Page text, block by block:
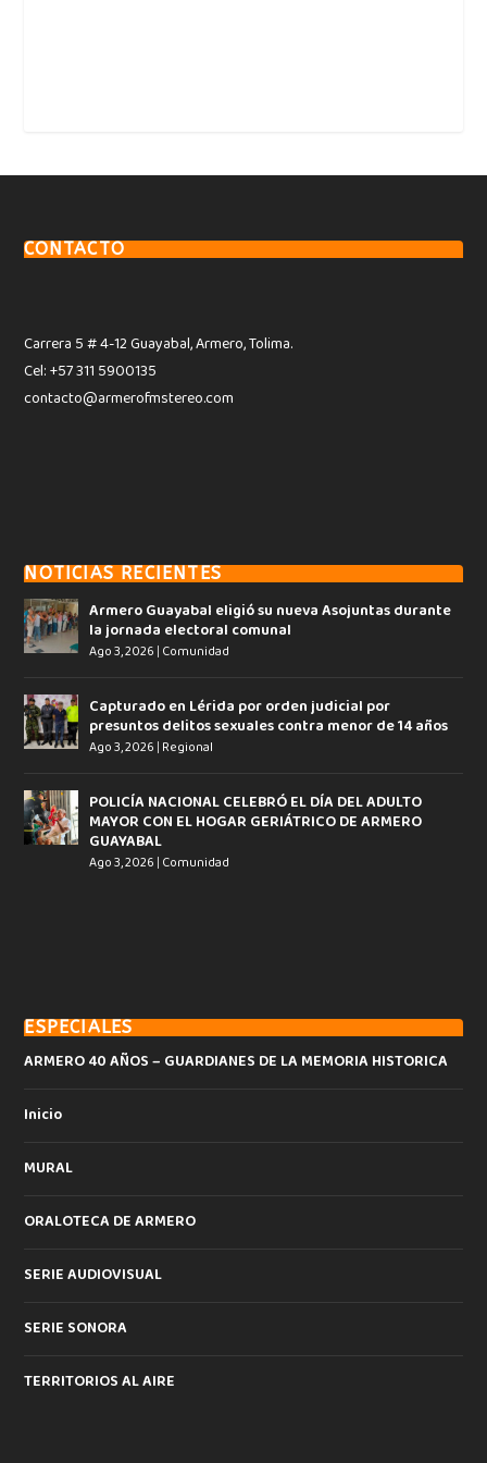
CONTACTO
Carrera 5 # 4-12 Guayabal, Armero, Tolima.
Cel: +57 311 5900135
contacto@armerofmstereo.com
NOTICIAS RECIENTES
Armero Guayabal eligió su nueva Asojuntas durante
la jornada electoral comunal
Ago 3, 2026 | Comunidad
Capturado en Lérida por orden judicial por
presuntos delitos sexuales contra menor de 14 años
Ago 3, 2026 | Regional
POLICÍA NACIONAL CELEBRÓ EL DÍA DEL ADULTO
MAYOR CON EL HOGAR GERIÁTRICO DE ARMERO
GUAYABAL
Ago 3, 2026 | Comunidad
ESPECIALES
ARMERO 40 AÑOS – GUARDIANES DE LA MEMORIA HISTORICA
Inicio
MURAL
ORALOTECA DE ARMERO
SERIE AUDIOVISUAL
SERIE SONORA
TERRITORIOS AL AIRE